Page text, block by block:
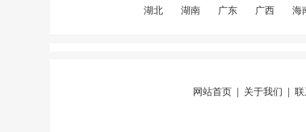
湖北
湖南 广东 广西 海
网站首页| 关于我们 联